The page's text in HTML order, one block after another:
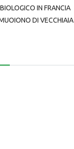
IN FRANCIA
DI VECCHIAIA